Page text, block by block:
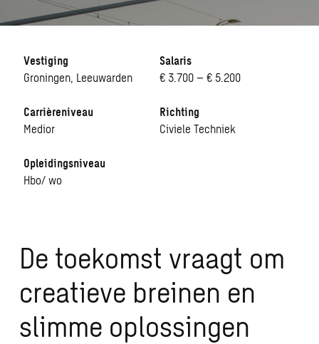
Vestiging
Groningen, Leeuwarden
Salaris
€ 3.700 – € 5.200
Carrièreniveau
Medior
Richting
Civiele Techniek
Opleidingsniveau
Hbo/ wo
De toekomst vraagt om
creatieve breinen en
slimme oplossingen